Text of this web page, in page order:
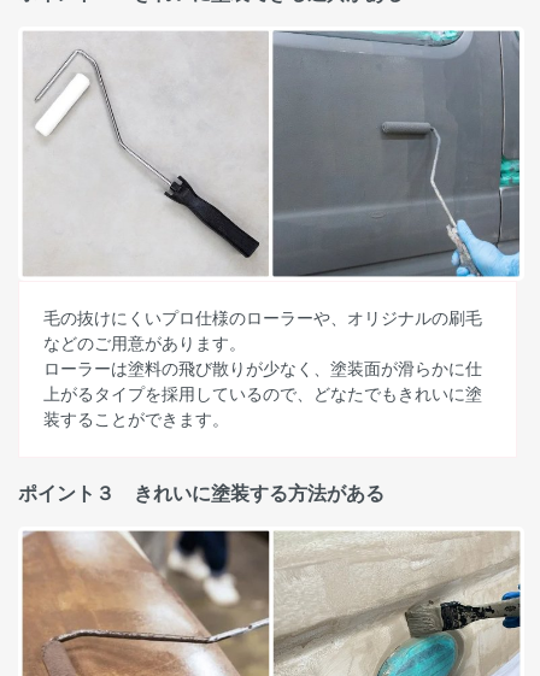
毛の抜けにくいプロ仕様のローラーや、オリジナルの刷毛
などのご用意があります。
ローラーは塗料の飛び散りが少なく、塗装面が滑らかに仕
上がるタイプを採用しているので、どなたでもきれいに塗
装することができます。
ポイント３ きれいに塗装する方法がある